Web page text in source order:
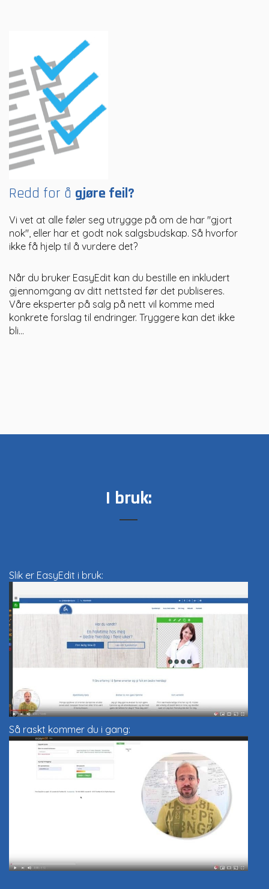
Redd for å gjøre feil?
Vi vet at alle føler seg utrygge på om de har "gjort
nok", eller har et godt nok salgsbudskap. Så hvorfor
ikke få hjelp til å vurdere det?
Når du bruker EasyEdit kan du bestille en inkludert
gjennomgang av ditt nettsted før det publiseres.
Våre eksperter på salg på nett vil komme med
konkrete forslag til endringer. Tryggere kan det ikke
bli...
I bruk:
Slik er EasyEdit i bruk:
Så raskt kommer du i gang: